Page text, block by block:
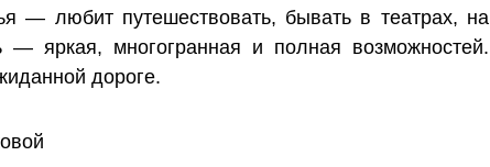
— любит путешествовать, бывать в театрах, на
— яркая, многогранная и полная возможностей.
дороге.